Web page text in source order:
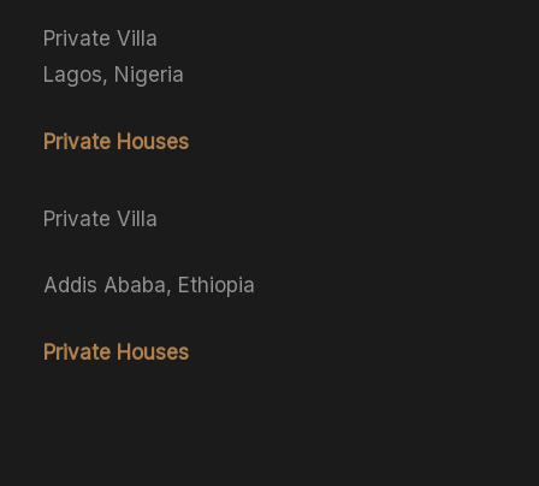
Private Villa
Lagos, Nigeria
Private Houses
Private Villa
Addis Ababa, Ethiopia
Private Houses